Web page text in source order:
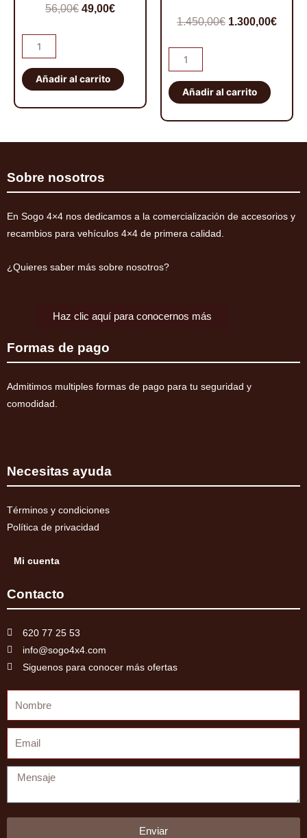
56,00€ El
era:
56,00€.
49,00€El
es:
49,00€.
Pareja
abarcones
IRONMAN
PATROL
K160
cantidad
Añadir al carrito
1.450,00€ El
era:
1.450,00€.
1.300,00€El
de
suspensión
EFS
+40mm
ELITE
V60/V80
cantidad
Añadir al carrito
Sobre nosotros
En Sogo 4×4 nos dedicamos a la comercialización de accesorios y
recambios para vehículos 4×4 de primera calidad.
¿Quieres saber más sobre nosotros?
Haz clic aquí para conocernos más
Formas de pago
Admitimos multiples formas de pago para tu seguridad y
comodidad.
Necesitas ayuda
Términos y condiciones
Política de privacidad
Mi cuenta
Contacto
620 77 25 53
info@sogo4x4.com
Siguenos para conocer más ofertas
Mensaje
Enviar